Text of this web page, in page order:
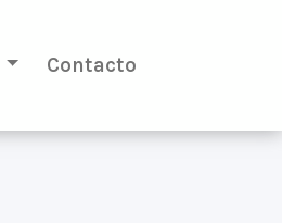
Contacto